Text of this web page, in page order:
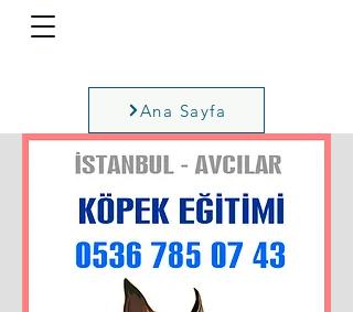
Ana Sayfa